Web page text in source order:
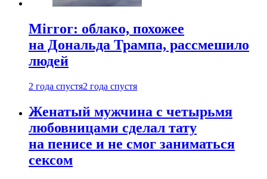
Mirror: облако, похожее
на Дональда Трампа, рассмешило
людей
2 года спустя2 года спустя
Женатый мужчина с четырьмя
любовницами сделал тату
на пенисе и не смог заниматься
сексом